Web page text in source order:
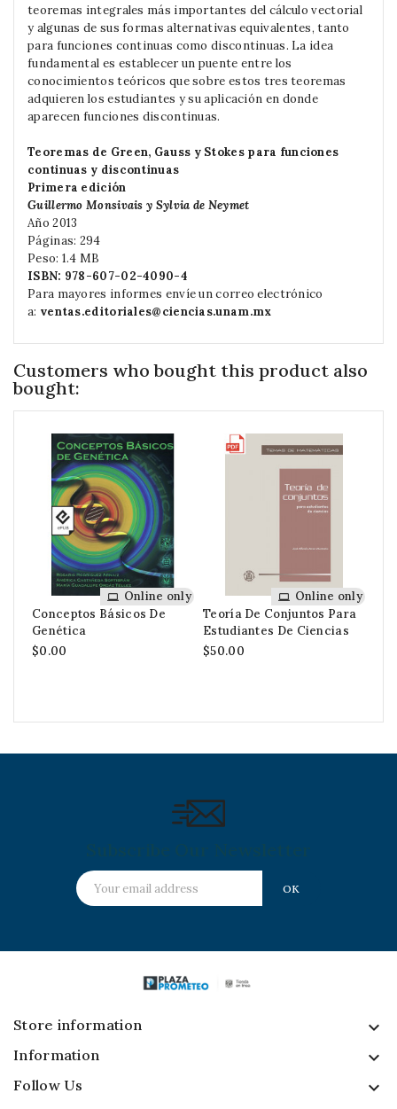
teoremas integrales más importantes del cálculo vectorial
y algunas de sus formas alternativas equivalentes, tanto
para funciones continuas como discontinuas. La idea
fundamental es establecer un puente entre los
conocimientos teóricos que sobre estos tres teoremas
adquieren los estudiantes y su aplicación en donde
aparecen funciones discontinuas.
Teoremas de Green, Gauss y Stokes para funciones
continuas y discontinuas
Primera edición
Guillermo Monsivais y Sylvia de Neymet
Año 2013
Páginas: 294
Peso: 1.4 MB
ISBN: 978-607-02-4090-4
Para mayores informes envíe un correo electrónico
a: ventas.editoriales@ciencias.unam.mx
Customers who bought this product also
bought:
Conceptos Básicos De
Genética
$0.00
Online only
Teoría De Conjuntos Para
Estudiantes De Ciencias
$50.00
Online only
Store information keyboard_arrow_down
Information 
Follow Us 